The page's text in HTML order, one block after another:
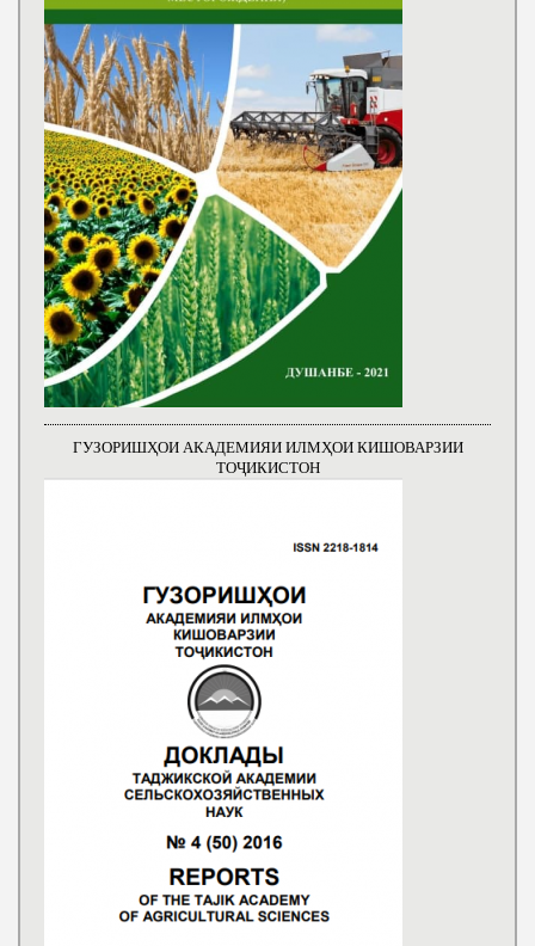
ГУЗОРИШҲОИ АКАДЕМИЯИ ИЛМҲОИ КИШОВАРЗИИ
ТОҶИКИСТОН